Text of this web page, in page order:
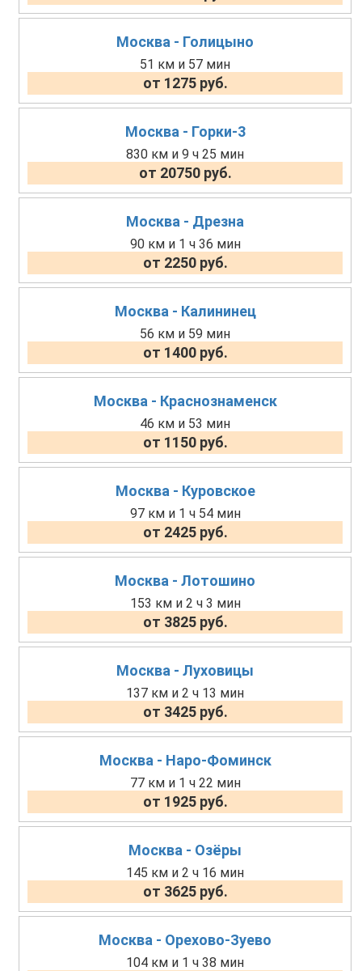
Москва - Голицыно
51 км и 57 мин
от 1275 руб.
Москва - Горки-3
830 км и 9 ч 25 мин
от 20750 руб.
Москва - Дрезна
90 км и 1 ч 36 мин
от 2250 руб.
Москва - Калининец
56 км и 59 мин
от 1400 руб.
Москва - Краснознаменск
46 км и 53 мин
от 1150 руб.
Москва - Куровское
97 км и 1 ч 54 мин
от 2425 руб.
Москва - Лотошино
153 км и 2 ч 3 мин
от 3825 руб.
Москва - Луховицы
137 км и 2 ч 13 мин
от 3425 руб.
Москва - Наро-Фоминск
77 км и 1 ч 22 мин
от 1925 руб.
Москва - Озёры
145 км и 2 ч 16 мин
от 3625 руб.
Москва - Орехово-Зуево
104 км и 1 ч 38 мин